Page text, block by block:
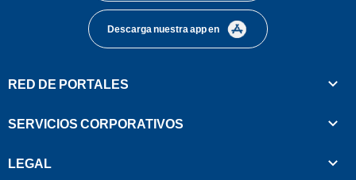
Descarga nuestra app en
RED DE PORTALES
SERVICIOS CORPORATIVOS
LEGAL